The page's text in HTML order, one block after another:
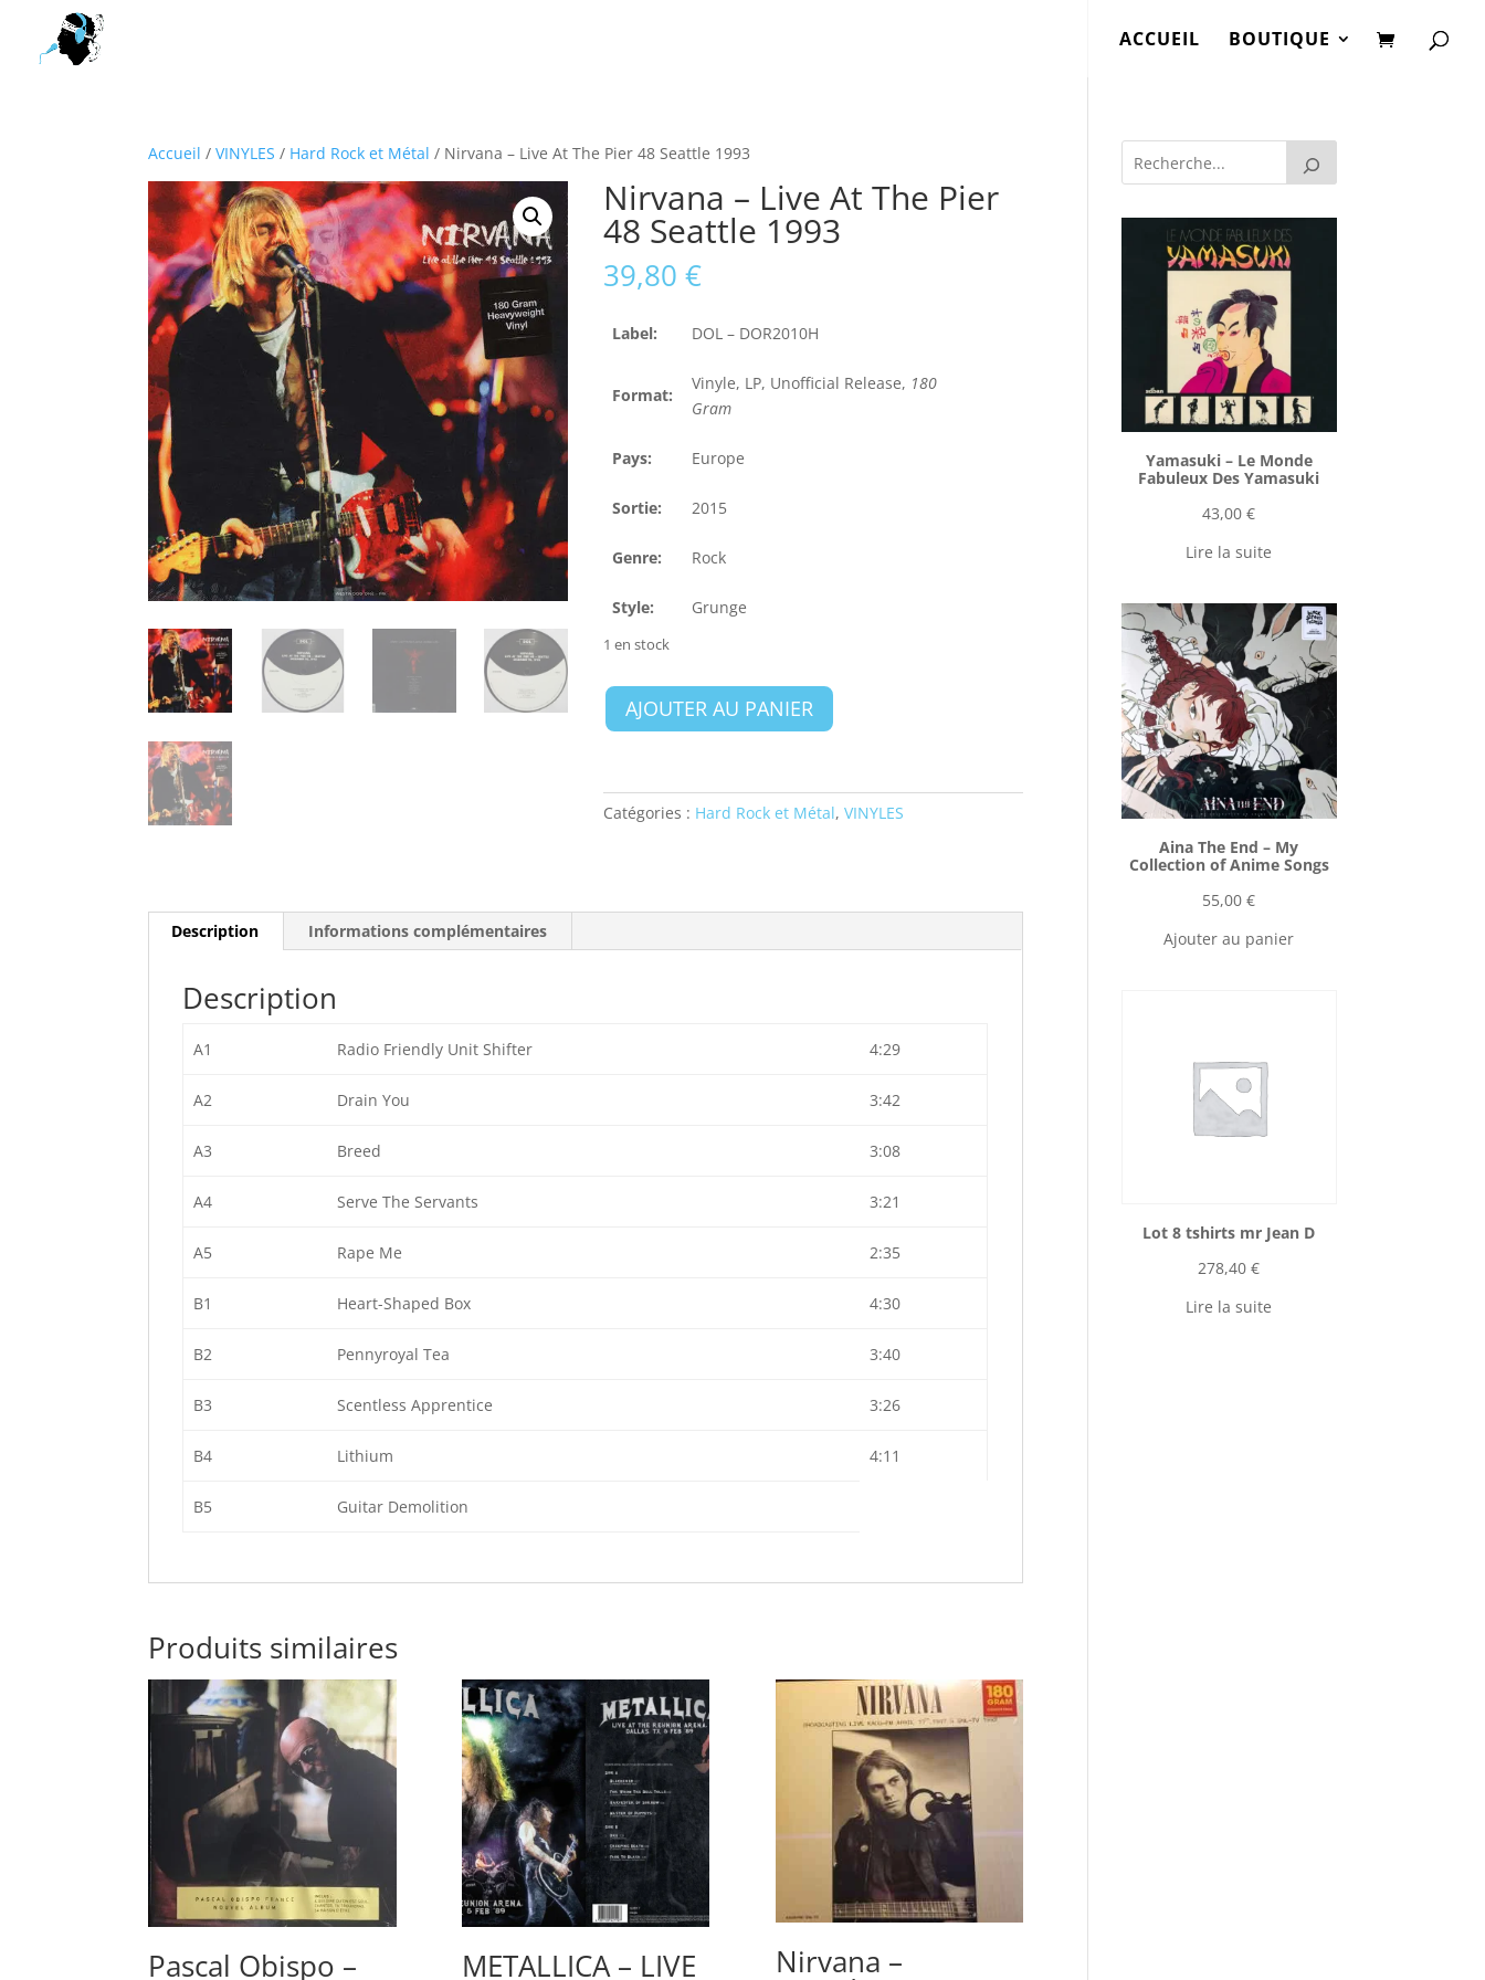
ACCUEIL BOUTIQUE
Accueil /VINYLES / Hard Rock et Métal / Nirvana – Live At The Pier 48 Seattle 1993
Nirvana – Live At The Pier
48 Seattle 1993
39,80€
Label: DOL – DOR2010H
Format:
Vinyle, LP, Unofficial Release, 180
Gram
Pays: Europe
Sortie: 2015
Genre: Rock
Style: Grunge
1 en stock
quantité
de
Live
At
1993
AJOUTER AU PANIER
Catégories : Hard Rock et Métal,VINYLES
Description Informations complémentaires
Description
A1 Radio Friendly Unit Shifter 4:29
A2 Drain You 3:42
A3 Breed 3:08
A4 Serve The Servants 3:21
A5 Rape Me 2:35
B1 Heart-Shaped Box 4:30
B2 Pennyroyal Tea 3:40
B3 Scentless Apprentice 3:26
B4 Lithium 4:11
B5 Guitar Demolition
Produits similaires
Pascal Obispo – METALLICA – LIVE Nirvana –
Yamasuki ‎– Le Monde
Fabuleux Des Yamasuki
43,00€
Lire la suite
Aina The End ‎– My
Collection of Anime Songs
55,00€
Ajouter au panier
Lot 8 tshirts mr Jean D
278,40€
Lire la suite